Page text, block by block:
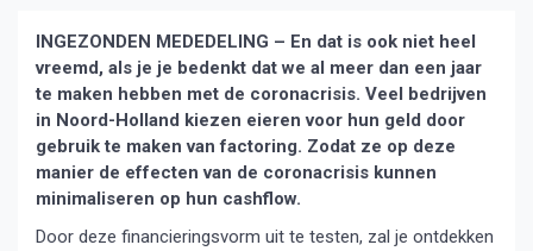
INGEZONDEN MEDEDELING – En dat is ook niet heel
vreemd, als je je bedenkt dat we al meer dan een jaar
te maken hebben met de coronacrisis. Veel bedrijven
in Noord-Holland kiezen eieren voor hun geld door
gebruik te maken van factoring. Zodat ze op deze
manier de effecten van de coronacrisis kunnen
minimaliseren op hun cashflow.
Door deze financieringsvorm uit te testen, zal je ontdekken